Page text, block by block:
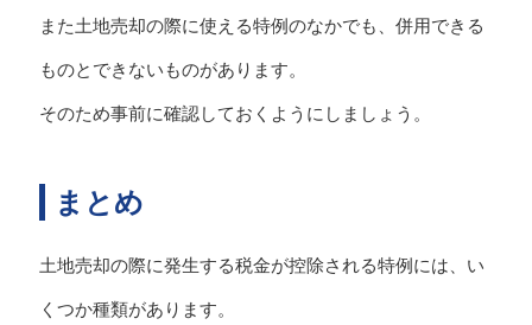
また土地売却の際に使える特例のなかでも、併用できる
ものとできないものがあります。
そのため事前に確認しておくようにしましょう。
まとめ
土地売却の際に発生する税金が控除される特例には、い
くつか種類があります。